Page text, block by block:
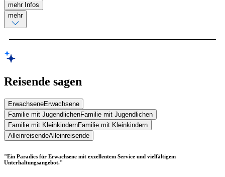
mehr Infos
mehr
Reisende sagen
ErwachseneErwachsene
Familie mit JugendlichenFamilie mit Jugendlichen
Familie mit KleinkindernFamilie mit Kleinkindern
AlleinreisendeAlleinreisende
"Ein Paradies für Erwachsene mit exzellentem Service und vielfältigem
Unterhaltungsangebot."